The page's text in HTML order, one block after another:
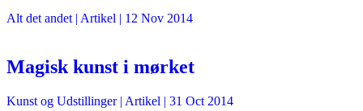
Alt det andet | Artikel | 12 Nov 2014
Magisk kunst i mørket
Kunst og Udstillinger| Artikel | 31 Oct 2014